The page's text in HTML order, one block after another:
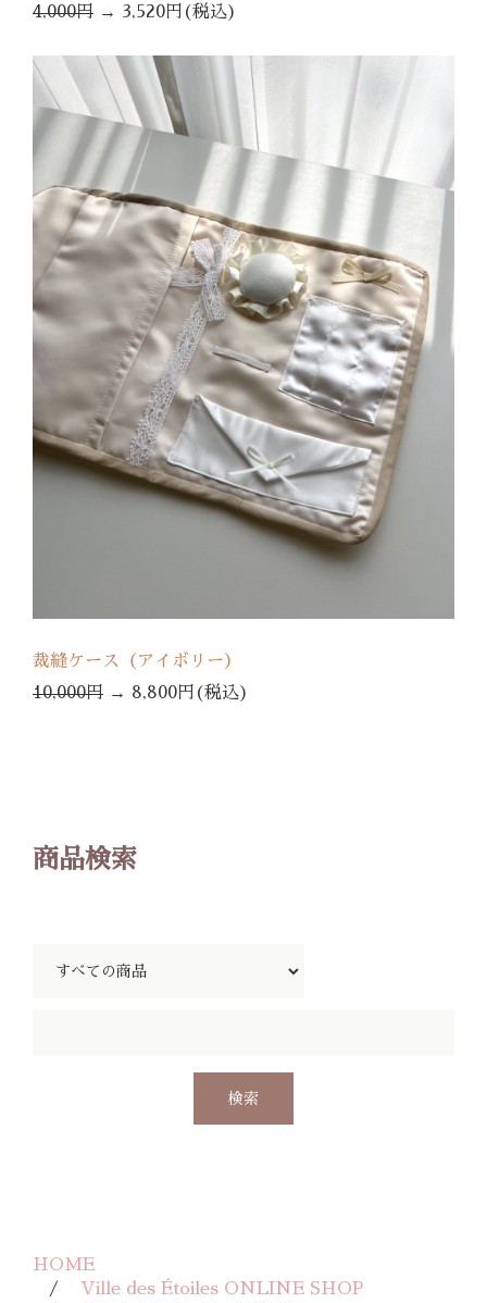
4,000円 → 3,520円(税込)
裁縫ケース（アイボリー）
10,000円 → 8,800円(税込)
商品検索
HOME
Ville des Étoiles ONLINE SHOP